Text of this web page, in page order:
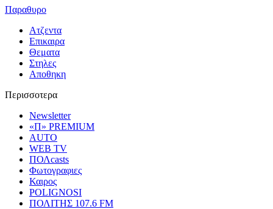
Παραθυρο
Ατζεντα
Επικαιρα
Θεματα
Στηλες
Αποθηκη
Περισσοτερα
Newsletter
«Π» PREMIUM
AUTO
WEB TV
ΠΟΛcasts
Φωτογραφιες
Καιρος
POLIGNOSI
ΠΟΛΙΤΗΣ 107.6 FM